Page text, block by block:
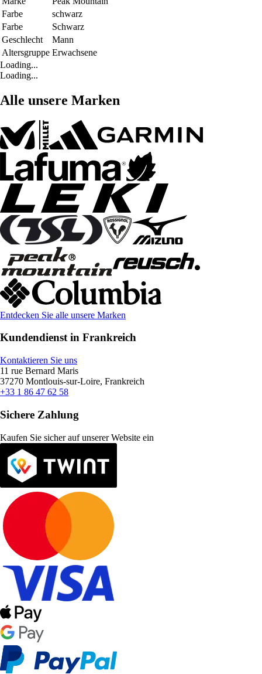
Farbe
schwarz
Farbe
Schwarz
Geschlecht
Mann
Altersgruppe Erwachsene
Loading...
Loading...
Alle unsere Marken
Entdecken Sie alle unsere Marken
Kundendienst in Frankreich
Kontaktieren Sie uns
11 rue Bernard Maris
37270 Montlouis-sur-Loire, Frankreich
+33 1 86 47 62 58
Sichere Zahlung
Kaufen Sie sicher auf unserer Website ein